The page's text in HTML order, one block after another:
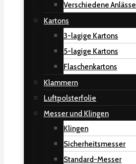
Verschiedene Anlässe
Kartons
3-lagige Kartons
5-lagige Kartons
Flaschenkartons
Klammern
Luftpolsterfolie
Messer und Klingen
Klingen
Sicherheitsmesser
Standard-Messer